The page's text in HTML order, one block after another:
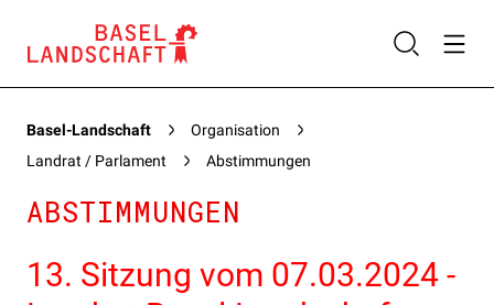
Basel-Landschaft
Organisation
Landrat / Parlament
Abstimmungen
ABSTIMMUNGEN